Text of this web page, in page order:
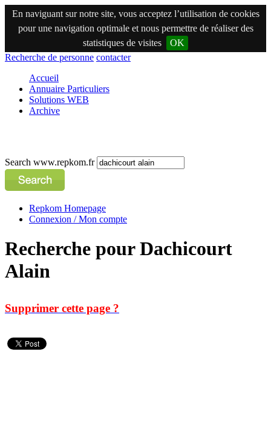
En naviguant sur notre site, vous acceptez l’utilisation de cookies
pour une navigation optimale et nous permettre de réaliser des
statistiques de visites
OK
Recherche de personne contacter
Accueil
Annuaire Particuliers
Solutions WEB
Archive
Search www.repkom.fr
Repkom Homepage
Connexion / Mon compte
Recherche pour Dachicourt
Alain
Supprimer cette page ?